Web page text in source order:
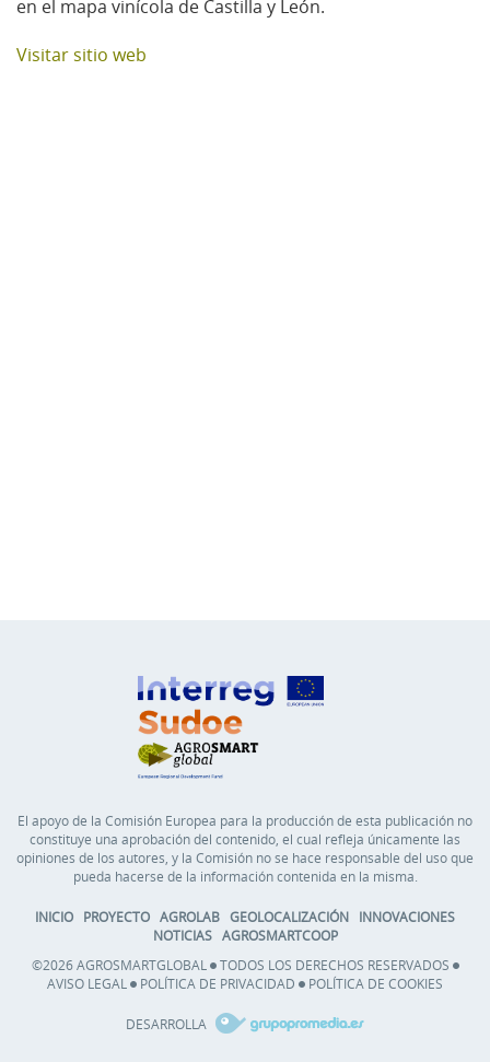
en el mapa vinícola de Castilla y León.
Visitar sitio web
El apoyo de la Comisión Europea para la producción de esta publicación no
constituye una aprobación del contenido, el cual refleja únicamente las
opiniones de los autores, y la Comisión no se hace responsable del uso que
pueda hacerse de la información contenida en la misma.
INICIO PROYECTO AGROLAB GEOLOCALIZACIÓN
INNOVACIONES
NOTICIAS AGROSMARTCOOP
©2026 AGROSMARTGLOBAL
TODOS LOS DERECHOS RESERVADOS
AVISO LEGAL
POLÍTICA DE PRIVACIDAD POLÍTICA DE COOKIES
DESARROLLA